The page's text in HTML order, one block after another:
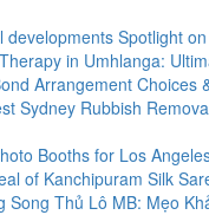
developments Spotlight
in Umhlanga:
Arrangement Choices
Sydney Rubbish
Booths for Los
of Kanchipuram Silk
Song Thủ Lô MB: Mẹo